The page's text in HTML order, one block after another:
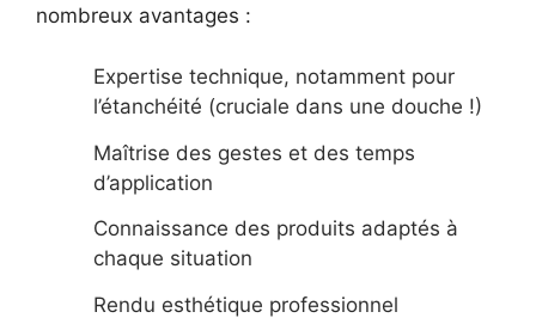
nombreux avantages :
Expertise technique, notamment pour
l’étanchéité (cruciale dans une douche !)
Maîtrise des gestes et des temps
d’application
Connaissance des produits adaptés à
chaque situation
Rendu esthétique professionnel